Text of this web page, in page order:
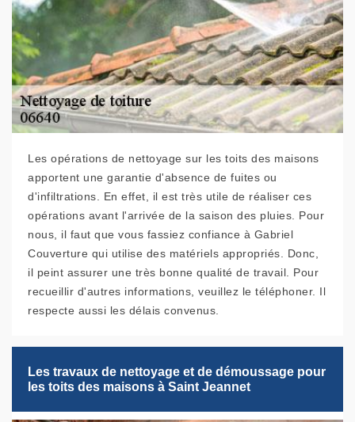
Les opérations de nettoyage sur les toits des maisons
apportent une garantie d'absence de fuites ou
d'infiltrations. En effet, il est très utile de réaliser ces
opérations avant l'arrivée de la saison des pluies. Pour
nous, il faut que vous fassiez confiance à Gabriel
Couverture qui utilise des matériels appropriés. Donc,
il peint assurer une très bonne qualité de travail. Pour
recueillir d'autres informations, veuillez le téléphoner. Il
respecte aussi les délais convenus.
Les travaux de nettoyage et de démoussage pour
les toits des maisons à Saint Jeannet